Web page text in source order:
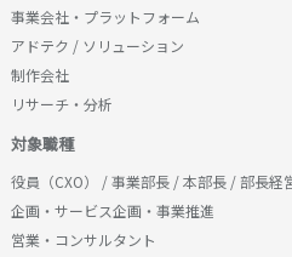
事業会社・プラットフォーム
アドテク / ソリューション
制作会社
リサーチ・分析
対象職種
役員（CXO） / 事業部長 / 本部長 / 部長経
企画・サービス企画・事業推進
営業・コンサルタント